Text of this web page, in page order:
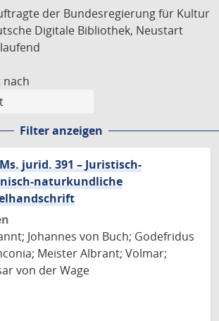
der Bundesregierung für Kultur
Digitale Bibliothek, Neustart
laufend
Filter anzeigen
jurid. 391 – Juristisch-
naturkundliche
Johannes von Buch; Godefridus
Meister Albrant; Volmar;
von der Wage